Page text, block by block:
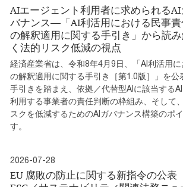
AIエージェント利用者に求められるAI
バナンス―「AI利活用における民事
の解釈適用に関する手引き」から読
く法的リスク低減の視点
経済産業省は、令和8年4月9日、「AI利活用
の解釈適用に関する手引き［第1.0版］」を公
手引きを踏まえ、依拠／代替型AIに該当する
利用する事業者の責任判断の枠組み、そして
スクを低減するためのAIガバナンス構築のポ
す。
2026-07-28
EU 腐敗の防止に関する新指令の公表